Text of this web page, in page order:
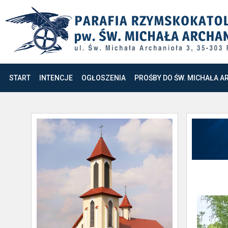
START INTENCJE OGŁOSZENIA PROŚBY DO ŚW. MICHAŁA